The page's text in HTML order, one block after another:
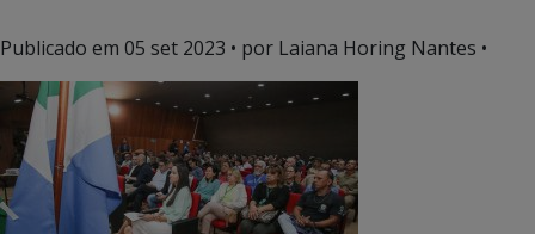
Publicado em 05 set 2023 • por Laiana Horing Nantes •